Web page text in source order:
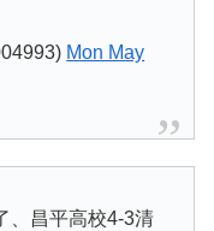
Mon May
、昌平高校4-3清